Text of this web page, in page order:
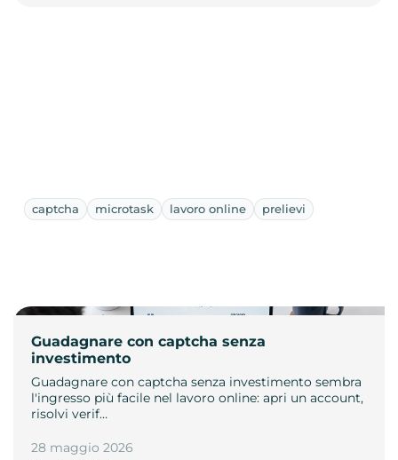
captcha microtask lavoro online prelievi
Guadagnare con captcha senza
investimento
Guadagnare con captcha senza investimento sembra
l'ingresso più facile nel lavoro online: apri un account,
risolvi verif…
28 maggio 2026